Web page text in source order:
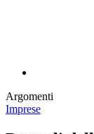
Argomenti
Imprese